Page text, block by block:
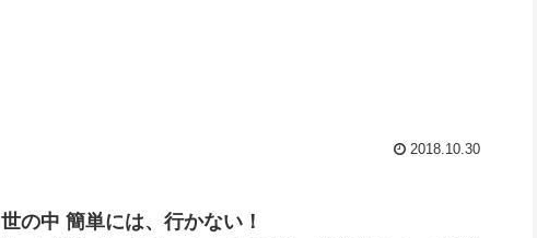
2018.10.30
世の中 簡単には、行かない！